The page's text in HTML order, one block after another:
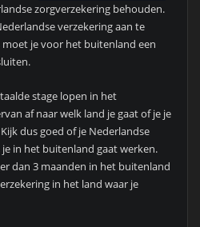
zorgverzekering behouden.
verzekering aan te
je voor het buitenland een
stage lopen in het
af naar welk land je gaat of je je
dus goed of je Nederlandse
in het buitenland gaat werken.
dan 3 maanden in het buitenland
in het land waar je